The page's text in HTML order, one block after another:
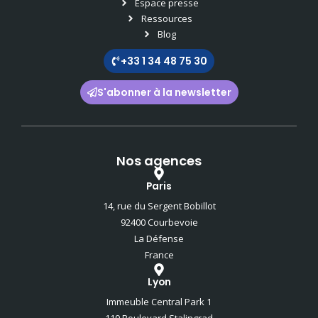
Espace presse
Ressources
Blog
+33 1 34 48 75 30
S'abonner à la newsletter
Nos agences
Paris
14, rue du Sergent Bobillot
92400 Courbevoie
La Défense
France
Lyon
Immeuble Central Park 1